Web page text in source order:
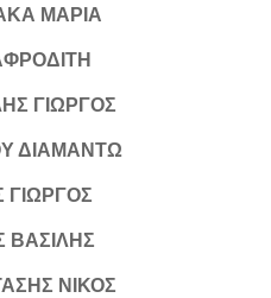
ΜΑΡΙΑ
ΓΙΩΡΓΟΣ
ΔΙΑΜΑΝΤΩ
ΓΙΩΡΓΟΣ
ΒΑΣΙΛΗΣ
ΝΙΚΟΣ